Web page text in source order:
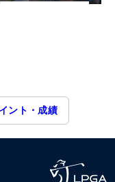
ント・成績